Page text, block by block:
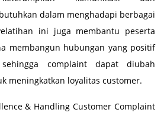
dalam menghadapi berbagai
ini juga membantu peserta
membangun hubungan yang positif
complaint dapat diubah
meningkatkan loyalitas customer.
& Handling Customer Complaint